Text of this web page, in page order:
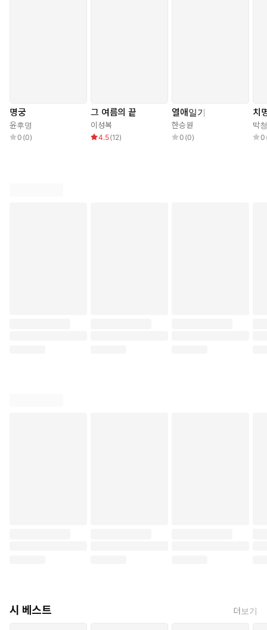
명궁
윤후명
0 (0)
그 여름의 끝
이성복
4.5(12)
열애일기
한승원
0 (0)
치
박
0
시 베스트 더보기